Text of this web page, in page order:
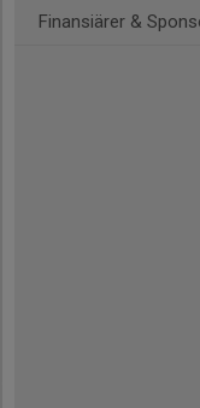
Finansiärer &